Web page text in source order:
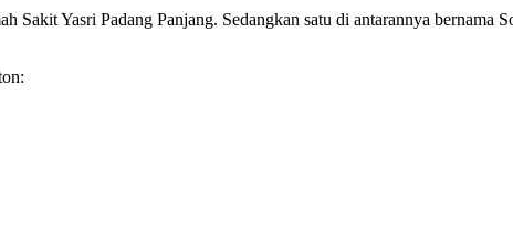
Sakit Yasri Padang Panjang. Sedangkan satu di antarannya